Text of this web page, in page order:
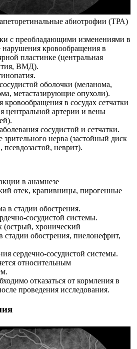
абиотрофии (ТРА)
с преобладающими изменениями в
нарушения кровообращения в
пластинке (центральная
ВМД).
оболочки (меланома,
метастазирующие опухоли).
в сосудах сетчатки
центральной артерии и вены
сосудистой и сетчатки.
зрительного нерва (застойный диск
псевдозастой, неврит).
в анамнезе
отек, крапивницы, пирогенные
в стадии обострения.
сосудистой системы.
(острый, хронический
стадии обострения, пиелонефрит,
сердечно-сосудистой системы.
относительным
отказаться от кормления в
проведения исследования.